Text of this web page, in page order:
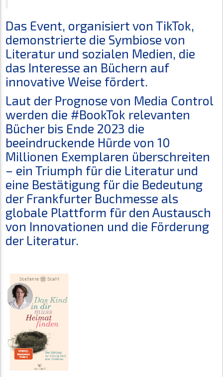
Das Event, organisiert von TikTok,
demonstrierte die Symbiose von
Literatur und sozialen Medien, die
das Interesse an Büchern auf
innovative Weise fördert.
Laut der Prognose von Media Control
werden die #BookTok relevanten
Bücher bis Ende 2023 die
beeindruckende Hürde von 10
Millionen Exemplaren überschreiten
– ein Triumph für die Literatur und
eine Bestätigung für die Bedeutung
der Frankfurter Buchmesse als
globale Plattform für den Austausch
von Innovationen und die Förderung
der Literatur.